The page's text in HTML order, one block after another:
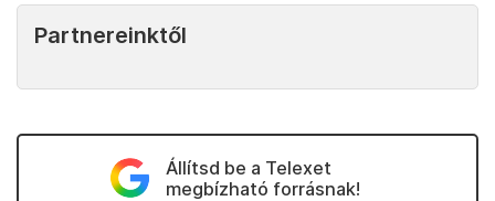
Partnereinktől
Állítsd be a Telexet
megbízható forrásnak!